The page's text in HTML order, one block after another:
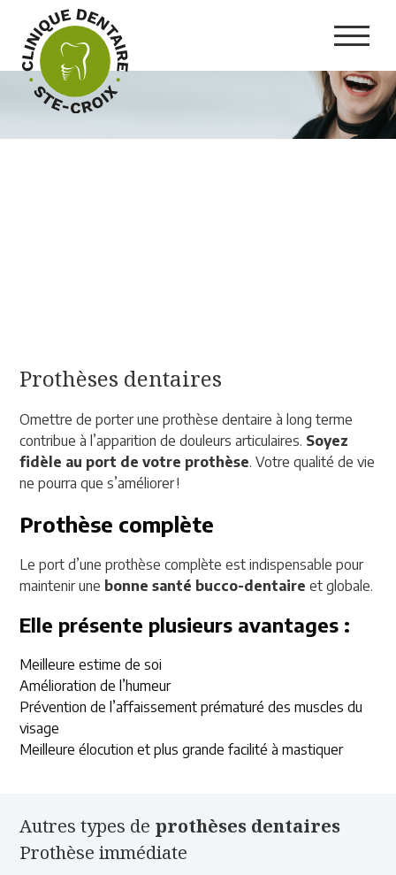
Prothèses dentaires
Omettre de porter une prothèse dentaire à long terme
contribue à l’apparition de douleurs articulaires. Soyez
fidèle au port de votre prothèse. Votre qualité de vie
ne pourra que s’améliorer !
Prothèse complète
Le port d’une prothèse complète est indispensable pour
maintenir une bonne santé bucco-dentaire et globale.
Elle présente plusieurs avantages :
Meilleure estime de soi
Amélioration de l’humeur
Prévention de l’affaissement prématuré des muscles du
visage
Meilleure élocution et plus grande facilité à mastiquer
Autres types de prothèses dentaires
Prothèse immédiate